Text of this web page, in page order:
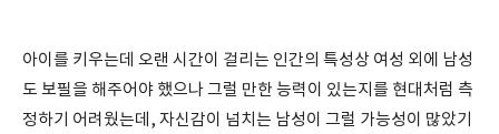
아이를 키우는데 오랜 시간이 걸리는 인간의 특성상 여성 외에 남성
도 보필을 해주어야 했으나 그럴 만한 능력이 있는지를 현대처럼 측
정하기 어려웠는데, 자신감이 넘치는 남성이 그럴 가능성이 많았기